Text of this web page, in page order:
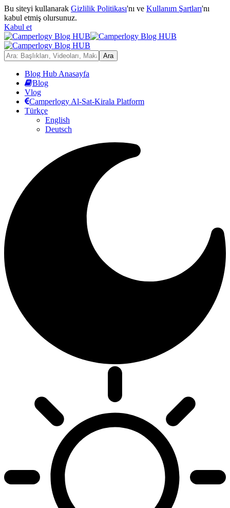
Bu siteyi kullanarak Gizlilik Politikası'nı ve Kullanım Şartları'nı
kabul etmiş olursunuz.
Kabul et
Blog Hub Anasayfa
Blog
Vlog
Camperlogy Al-Sat-Kirala Platform
Türkçe
English
Deutsch